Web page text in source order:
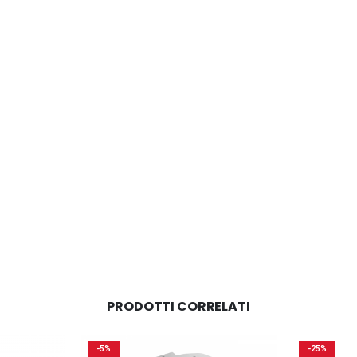
PRODOTTI CORRELATI
-5% -25%